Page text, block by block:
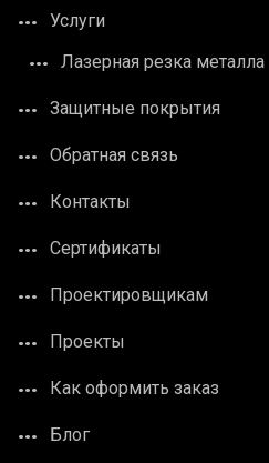
Услуги
Лазерная резка металла
Защитные покрытия
Обратная связь
Контакты
Сертификаты
Проектировщикам
Проекты
Как оформить заказ
Блог